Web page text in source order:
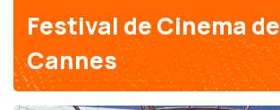
Festival de Cinema de
Cannes